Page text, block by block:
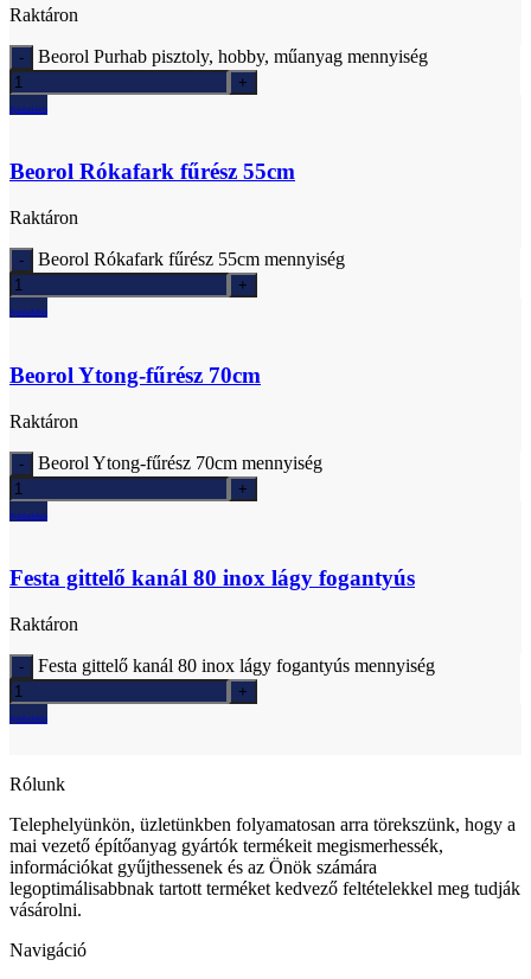
Raktáron
Beorol Purhab pisztoly, hobby, műanyag mennyiség
Ajánlatkérés
Beorol Rókafark fűrész 55cm
Raktáron
Beorol Rókafark fűrész 55cm mennyiség
Ajánlatkérés
Beorol Ytong-fűrész 70cm
Raktáron
Beorol Ytong-fűrész 70cm mennyiség
Ajánlatkérés
Festa gittelő kanál 80 inox lágy fogantyús
Raktáron
Festa gittelő kanál 80 inox lágy fogantyús mennyiség
Ajánlatkérés
Rólunk
Telephelyünkön, üzletünkben folyamatosan arra törekszünk, hogy a
mai vezető építőanyag gyártók termékeit megismerhessék,
információkat gyűjthessenek és az Önök számára
legoptimálisabbnak tartott terméket kedvező feltételekkel meg tudják
vásárolni.
Navigáció